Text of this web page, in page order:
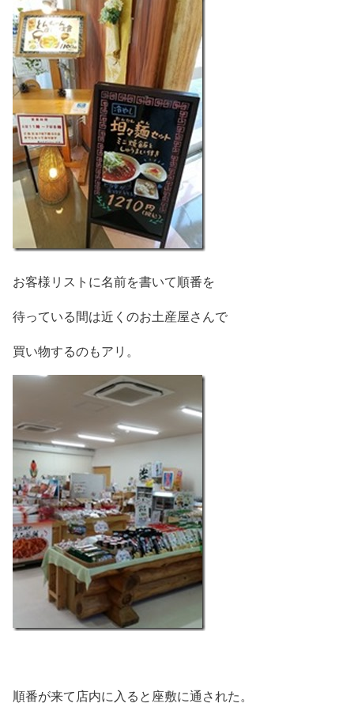
お客様リストに名前を書いて順番を
待っている間は近くのお土産屋さんで
買い物するのもアリ。
順番が来て店内に入ると座敷に通された。